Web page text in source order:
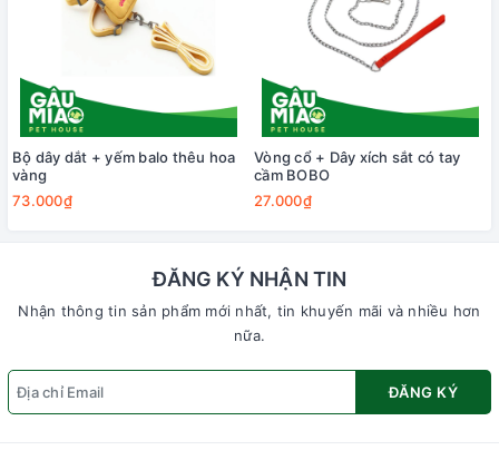
Bộ dây dắt + yếm balo thêu hoa
vàng
73.000₫
Vòng cổ + Dây xích sắt có tay
cầm BOBO
27.000₫
ĐĂNG KÝ NHẬN TIN
Nhận thông tin sản phẩm mới nhất, tin khuyến mãi và nhiều hơn
nữa.
ĐĂNG KÝ